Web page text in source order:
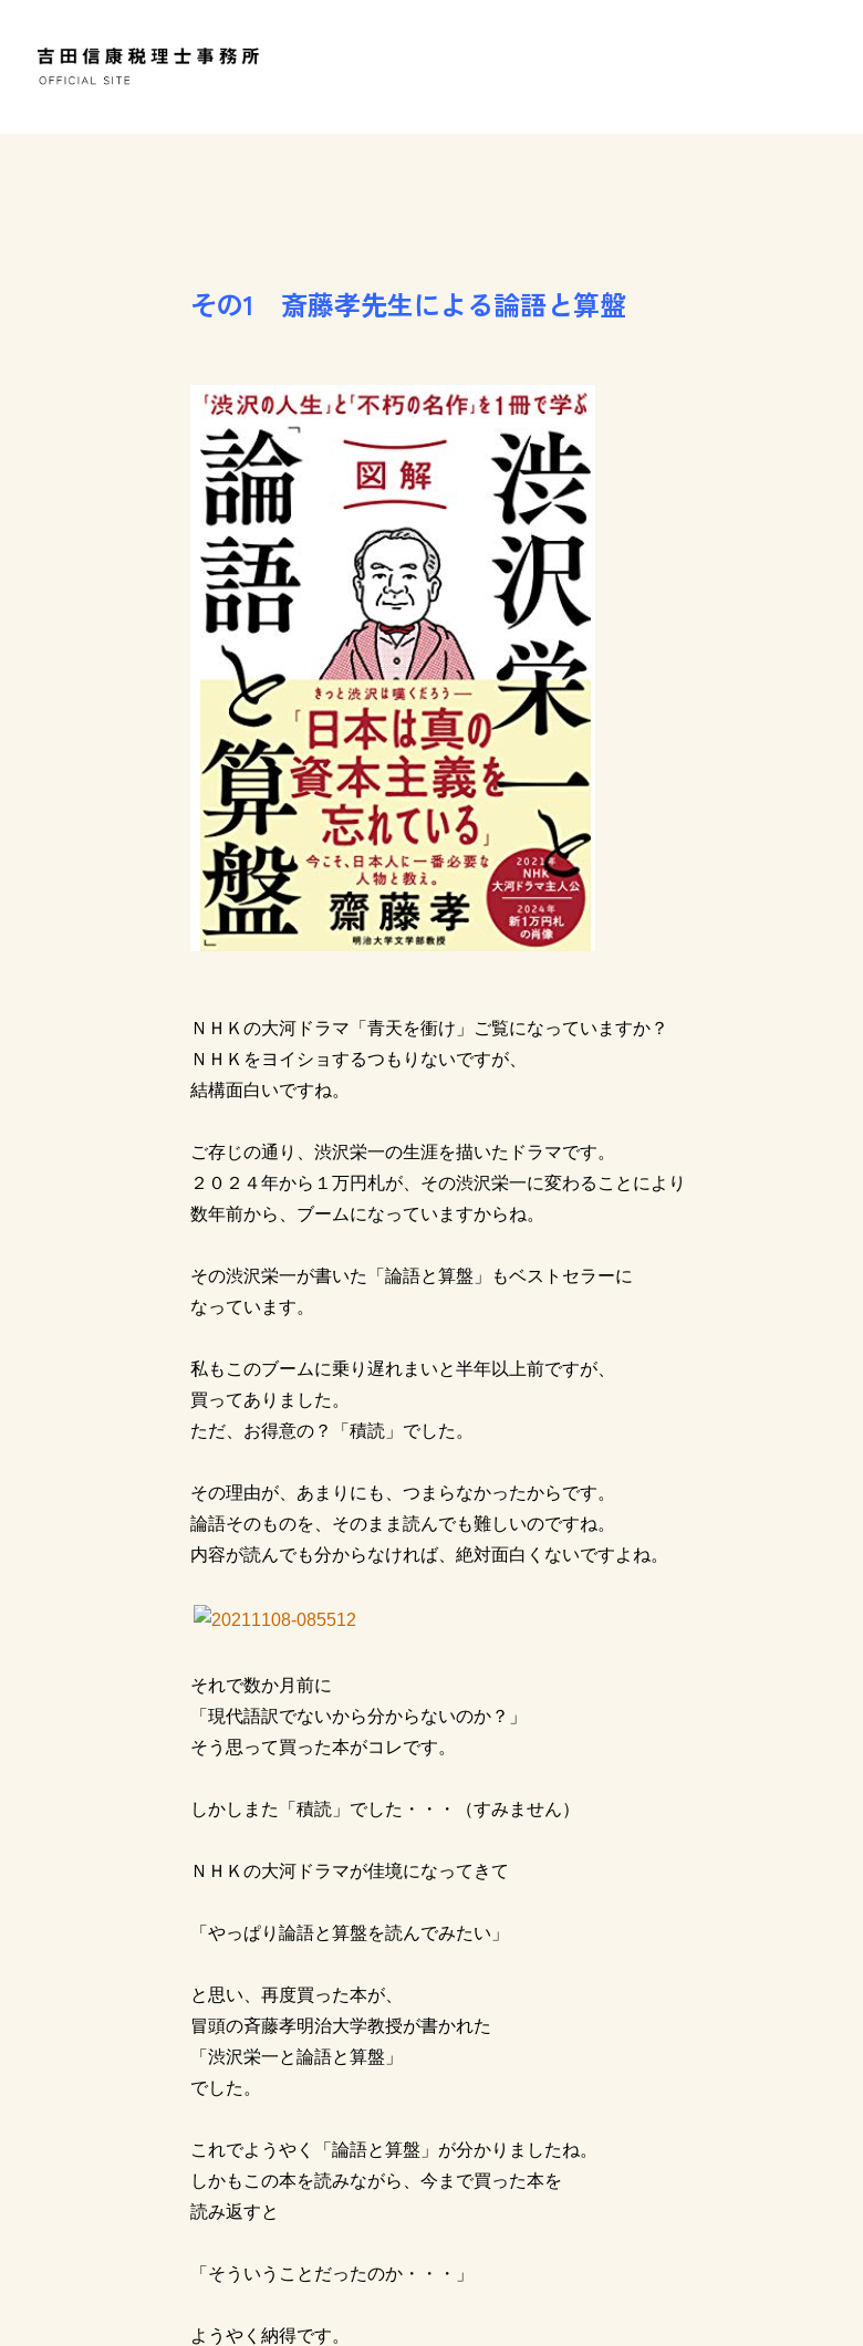
その1 斎藤孝先生による論語と算盤
ＮＨＫの大河ドラマ「青天を衝け」ご覧になっていますか？
ＮＨＫをヨイショするつもりないですが、
結構面白いですね。
ご存じの通り、渋沢栄一の生涯を描いたドラマです。
２０２４年から１万円札が、その渋沢栄一に変わることにより
数年前から、ブームになっていますからね。
その渋沢栄一が書いた「論語と算盤」もベストセラーに
なっています。
私もこのブームに乗り遅れまいと半年以上前ですが、
買ってありました。
ただ、お得意の？「積読」でした。
その理由が、あまりにも、つまらなかったからです。
論語そのものを、そのまま読んでも難しいのですね。
内容が読んでも分からなければ、絶対面白くないですよね。
それで数か月前に
「現代語訳でないから分からないのか？」
そう思って買った本がコレです。
しかしまた「積読」でした・・・（すみません）
ＮＨＫの大河ドラマが佳境になってきて
「やっぱり論語と算盤を読んでみたい」
と思い、再度買った本が、
冒頭の斉藤孝明治大学教授が書かれた
「渋沢栄一と論語と算盤」
でした。
これでようやく「論語と算盤」が分かりましたね。
しかもこの本を読みながら、今まで買った本を
読み返すと
「そういうことだったのか・・・」
ようやく納得です。